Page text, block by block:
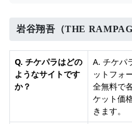
岩谷翔吾（THE
Q. チケパラはどの
ようなサイトです
か？
A. チケパ
ットフォ
全無料で
ケット価
きます。